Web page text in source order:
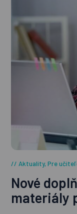
Aktuality,Pre
Nové
materiály